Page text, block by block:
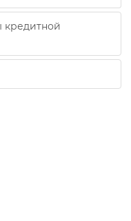
кредитной